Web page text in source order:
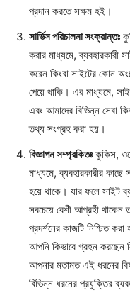
প্রদান করতে সক্ষম হই।
সার্ভিস পরিচালনা সংক্রান্তঃ
করার মাধ্যমে,
করেন কিংবা সাইটের কোন
পেয়ে থাকি। এর মাধ্যমে,
এবং আমাদের বিভিন্ন সেবা
তথ্য সংগ্রহ করা হয়।
বিজ্ঞাপন সম্প্রকিতঃ কুকিস,
মাধ্যমে, ব্যবহারকারীর কাছে
হয়ে থাকে। যার ফলে সাইট
সবচেয়ে বেশী আগ্রহী থাকেন
প্রদর্শনের কাজটি নিশ্চিত
আপনি কিভাবে গ্রহন করছেন
আপনার মতামত এই ধরনের
বিভিন্ন ধরনের প্রযুক্তির